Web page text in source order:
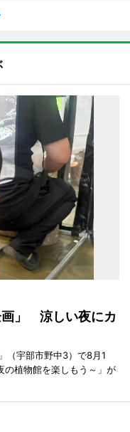
画」 涼しい夜にカ
（宇部市野中3）で8月1
の植物館を楽しもう～」が